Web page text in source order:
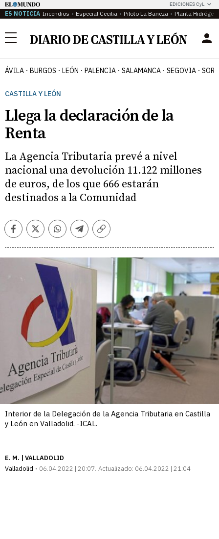
EDICIONES CyL
ES NOTICIA Incendios Especial Cecilia Piloto La Bañeza Planta
Menú
ÁVILA BURGOS LEÓN PALENCIA SALAMANCA SEGOVIA
CASTILLA Y LEÓN
Llega la declaración de la
Renta
La Agencia Tributaria prevé a nivel
nacional una devolución 11.122 millones
de euros, de los que 666 estarán
destinados a la Comunidad
FacebookTwitterWhatsappTelegramCopiar
Interior de la Delegación de la Agencia Tributaria en Castilla
y León en Valladolid. -ICAL.
E. M. | VALLADOLID
Valladolid
06.04.2022 | 20:07 Actualizado: 06.04.2022 | 21:04